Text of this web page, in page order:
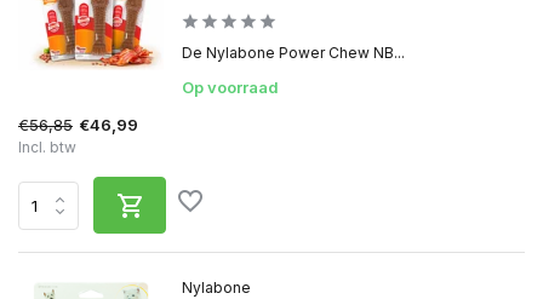
Nylabone
De Nylabone Power Chew NB...
Op voorraad
€56,85 €46,99
Incl. btw